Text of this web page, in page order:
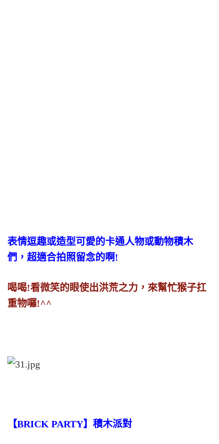
表情逗趣或造型可愛的卡通人物或動物積木
們，超適合拍照留念的啊!
喝喝!看微笑的眼使出洪荒之力，來幫忙猴子扛
重物囉!^^
【BRICK PARTY】積木派對